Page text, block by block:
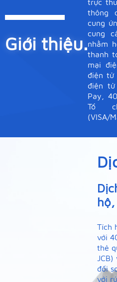
Giới thiệu.
trực
thông
cung
cung
nhằm
thanh
mại
điện tử
điện
Pay,
Tổ
(VISA/
Tích
với
thẻ
đối
với